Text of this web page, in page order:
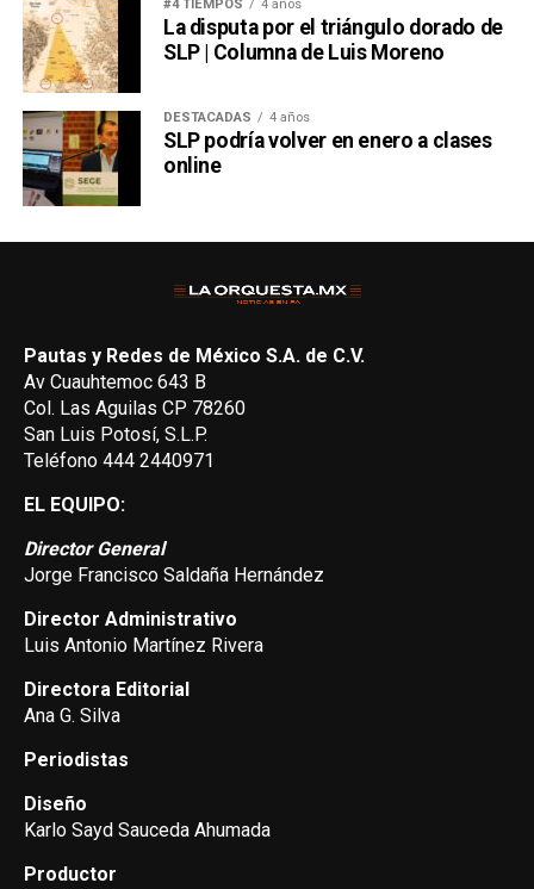
#4 TIEMPOS 4 años
La disputa por el triángulo dorado de
SLP | Columna de Luis Moreno
DESTACADAS 4 años
SLP podría volver en enero a clases
online
Pautas y Redes de México S.A. de C.V.
Av Cuauhtemoc 643 B
Col. Las Aguilas CP 78260
San Luis Potosí, S.L.P.
Teléfono 444 2440971
EL EQUIPO:
Director General
Jorge Francisco Saldaña Hernández
Director Administrativo
Luis Antonio Martínez Rivera
Directora Editorial
Ana G. Silva
Periodistas
Diseño
Karlo Sayd Sauceda Ahumada
Productor